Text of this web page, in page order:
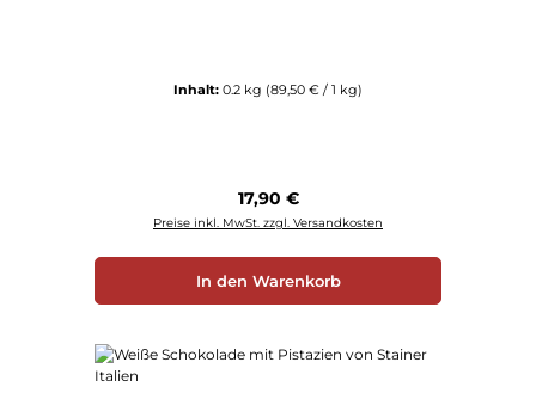
Inhalt: 0.2 kg (89,50 € / 1 kg)
Regulärer Preis:
17,90 €
Preise inkl. MwSt. zzgl. Versandkosten
In den Warenkorb